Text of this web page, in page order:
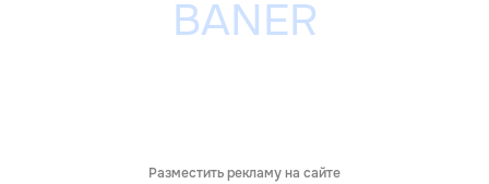
Разместить рекламу на сайте